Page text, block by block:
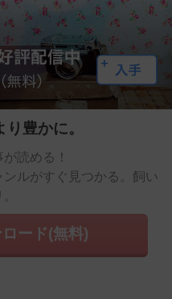
豊かに。
読める！
ルがすぐ見つかる。飼い
ード(無料)